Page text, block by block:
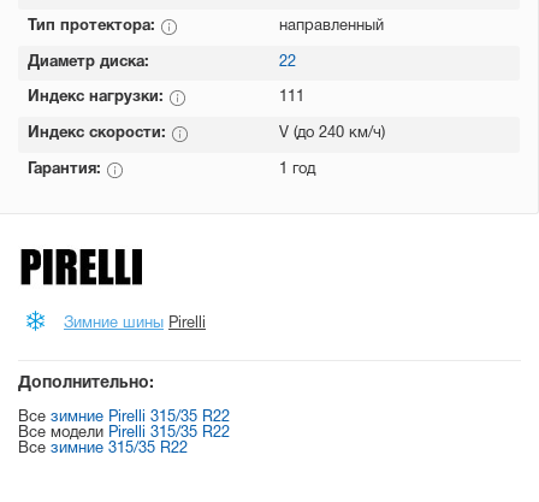
Тип протектора: направленный
Диаметр диска: 22
Индекс нагрузки: 111
Индекс скорости: V (до 240 км/ч)
Гарантия: 1 год
Зимние шины Pirelli
Дополнительно:
Все зимние Pirelli 315/35 R22
Все модели Pirelli 315/35 R22
Все зимние 315/35 R22